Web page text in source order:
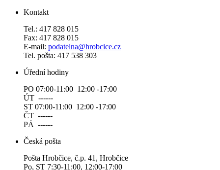
Kontakt
Tel.: 417 828 015
Fax: 417 828 015
E-mail: podatelna@hrobcice.cz
Tel. pošta: 417 538 303
Úřední hodiny
PO 07:00-11:00 12:00 -17:00
ÚT ------
ST 07:00-11:00 12:00 -17:00
ČT ------
PÁ ------
Česká pošta
Pošta Hrobčice, č.p. 41, Hrobčice
Po, ST 7:30-11:00, 12:00-17:00